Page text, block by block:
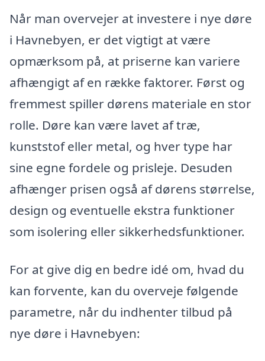
Når man overvejer at investere i nye døre
i Havnebyen, er det vigtigt at være
opmærksom på, at priserne kan variere
afhængigt af en række faktorer. Først og
fremmest spiller dørens materiale en stor
rolle. Døre kan være lavet af træ,
kunststof eller metal, og hver type har
sine egne fordele og prisleje. Desuden
afhænger prisen også af dørens størrelse,
design og eventuelle ekstra funktioner
som isolering eller sikkerhedsfunktioner.
For at give dig en bedre idé om, hvad du
kan forvente, kan du overveje følgende
parametre, når du indhenter tilbud på
nye døre i Havnebyen: